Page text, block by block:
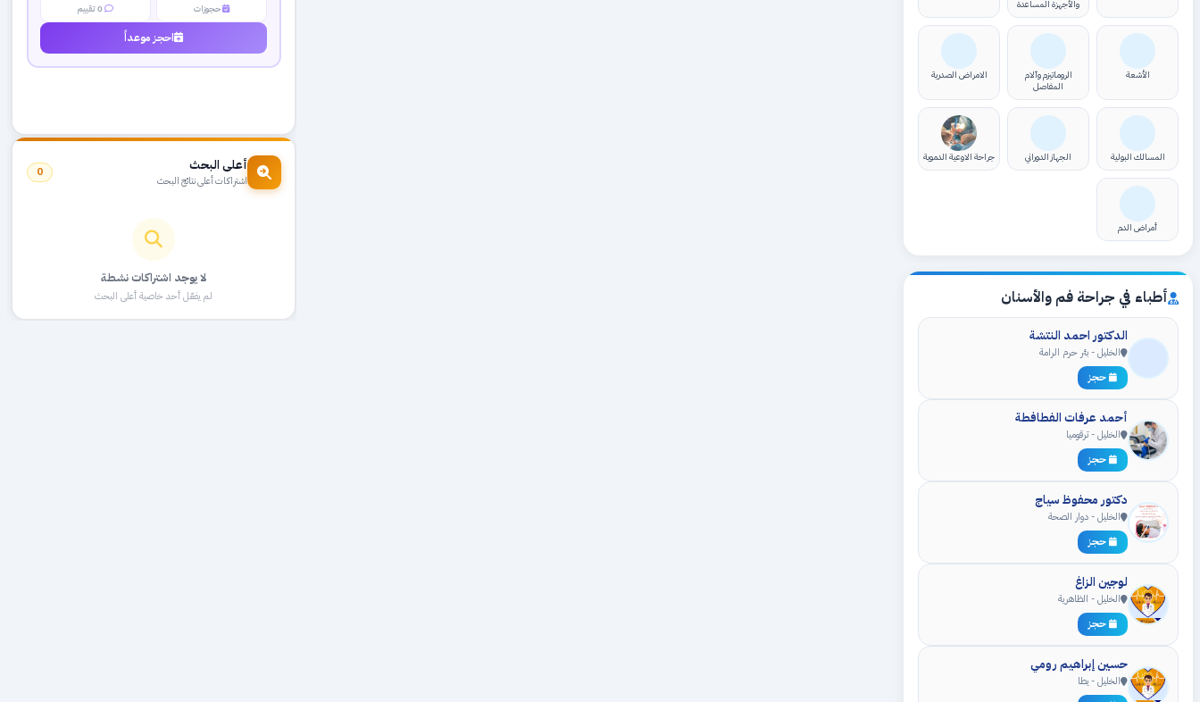
والأجهزة المساعدة
الأشعة
الروماتيزم وآلام
المفاصل
الامراض الصدرية
المسالك البولية الجهاز الدوراني جراحة الاوعية الدموية
أمراض الدم
أطباء في جراحة فم والأسنان
الدكتور احمد النتشة
الخليل - بئر حرم الرامة
حجز
أحمد عرفات الفطافطة
الخليل - ترقوميا
حجز
دكتور محفوظ سياج
الخليل - دوار الصحة
حجز
لوجين الزاغ
الخليل - الظاهرية
حجز
حسين إبراهيم رومي
الخليل - يطا
حجوزات
احجز موعداً
أعلى البحث
اشتراكات أعلى نتائج البحث
0
لا يوجد اشتراكات نشطة
لم يفعّل أحد خاصية أعلى البحث